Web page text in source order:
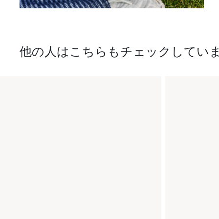
他の人はこちらもチェックしてい